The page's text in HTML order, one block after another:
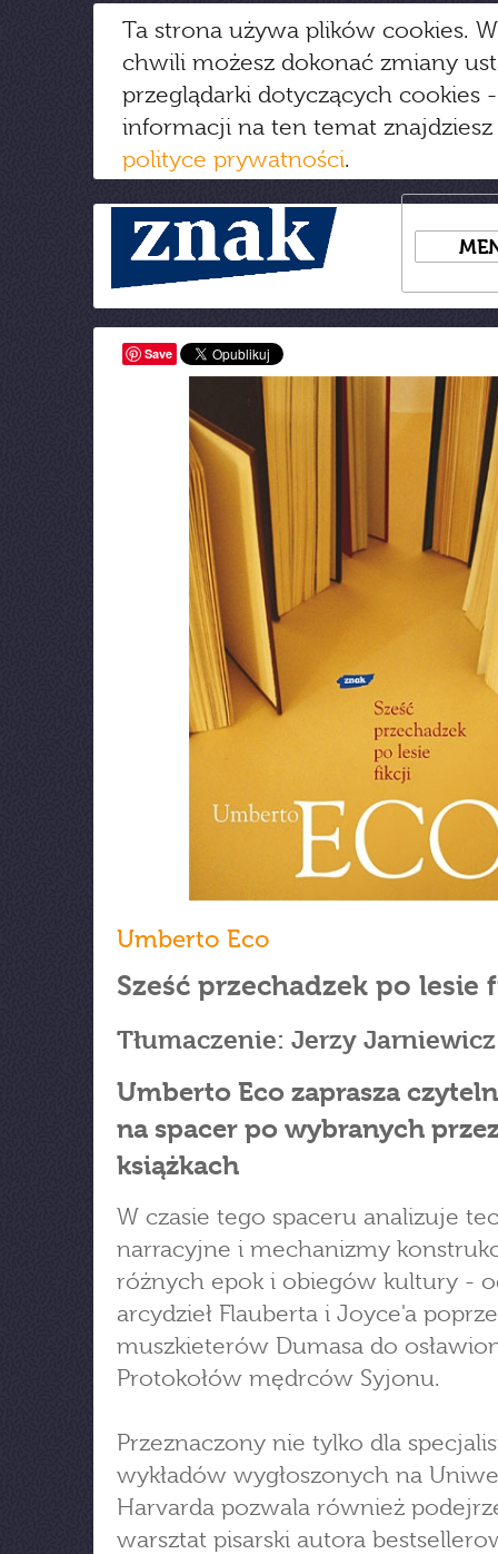
Ta strona używa plików cookies.
chwili możesz dokonać zmiany
przeglądarki dotyczących cookies
informacji na ten temat
polityce prywatności.
Save
Umberto Eco
Sześć przechadzek po lesie
Tłumaczenie: Jerzy Jarniewicz
Umberto Eco zaprasza
na spacer po wybranych
książkach
W czasie tego spaceru analizuje
narracyjne i mechanizmy
różnych epok i obiegów kultury -
arcydzieł Flauberta i Joyce'a
muszkieterów Dumasa do
Protokołów mędrców Syjonu.
Przeznaczony nie tylko dla
wykładów wygłoszonych na
Harvarda pozwala również
warsztat pisarski autora